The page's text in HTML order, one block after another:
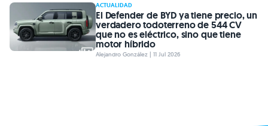
ACTUALIDAD
El Defender de BYD ya tiene precio, un
verdadero todoterreno de 544 CV
que no es eléctrico, sino que tiene
motor híbrido
Alejandro González | 11 Jul 2026